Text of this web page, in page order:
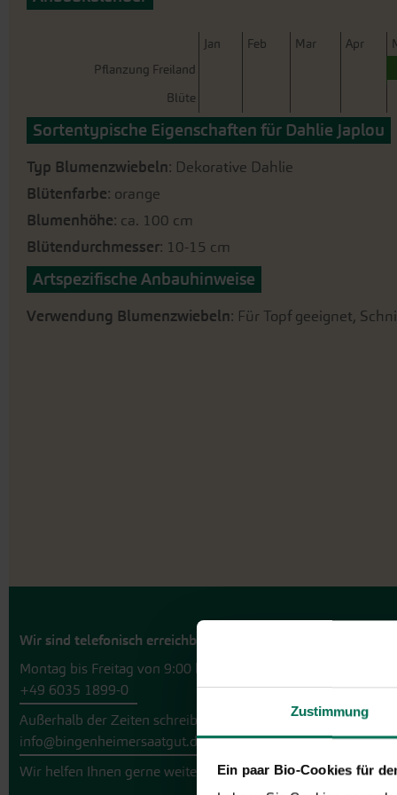
Zustimmung
Ein paar Bio-Cookies für
der
Jan Feb Mar Apr
Pflanzung Freiland
Blüte
Sortentypische Eigenschaften für Dahlie Japlou
Typ Blumenzwiebeln: Dekorative Dahlie
Blütenfarbe: orange
Blumenhöhe: ca. 100 cm
Blütendurchmesser: 10-15 cm
Artspezifische Anbauhinweise
Verwendung Blumenzwiebeln: Für Topf geeignet,
Wir sind telefonisch erreichbar:
Montag bis Freitag von 9:00 bis 13:30 Uhr
+49 6035 1899-0
Außerhalb der Zeiten schreiben Sie uns eine E-Mail an
info@bingenheimersaatgut.de
Wir helfen Ihnen gerne weiter.